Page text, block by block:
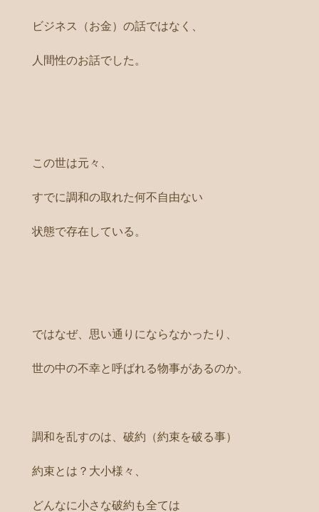
ビジネス（お金）の話ではなく、
人間性のお話でした。
この世は元々、
すでに調和の取れた何不自由ない
状態で存在している。
ではなぜ、思い通りにならなかったり、
世の中の不幸と呼ばれる物事があるのか。
調和を乱すのは、破約（約束を破る事）
約束とは？大小様々、
どんなに小さな破約も全ては